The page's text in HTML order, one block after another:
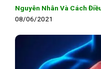
Nguyên Nhân Và Cách
08/06/2021